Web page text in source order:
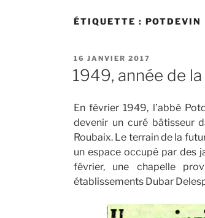
ÉTIQUETTE : POTDEVIN
PUBLIÉ
LE
16 JANVIER 2017
1949, année de
En février 1949, l’abbé
devenir un curé bâtisseur
Roubaix. Le terrain de la
un espace occupé par des
février, une chapelle
établissements Dubar